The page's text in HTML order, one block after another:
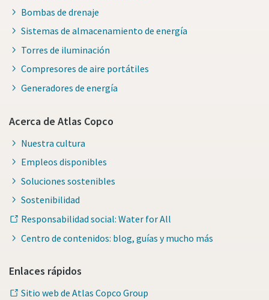
Bombas de drenaje
Sistemas de almacenamiento de energía
Torres de iluminación
Compresores de aire portátiles
Generadores de energía
Acerca de Atlas Copco
Nuestra cultura
Empleos disponibles
Soluciones sostenibles
Sostenibilidad
Responsabilidad social: Water for All
Centro de contenidos: blog, guías y mucho más
Enlaces rápidos
Sitio web de Atlas Copco Group